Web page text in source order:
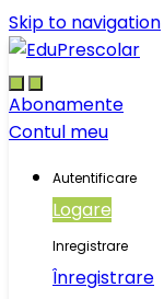
Skip to navigation
Abonamente
Contul meu
Autentificare
Logare
Inregistrare
Înregistrare